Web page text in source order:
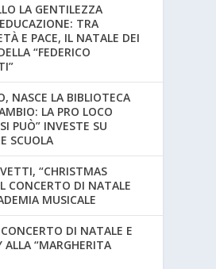
LA GENTILEZZA
TRA
E PACE, IL NATALE DEI
“FEDERICO
NASCE LA BIBLIOTECA
LA PRO LOCO
PUÒ” INVESTE SU
SCUOLA
“CHRISTMAS
CONCERTO DI NATALE
MUSICALE
DI NATALE E
ALLA “MARGHERITA